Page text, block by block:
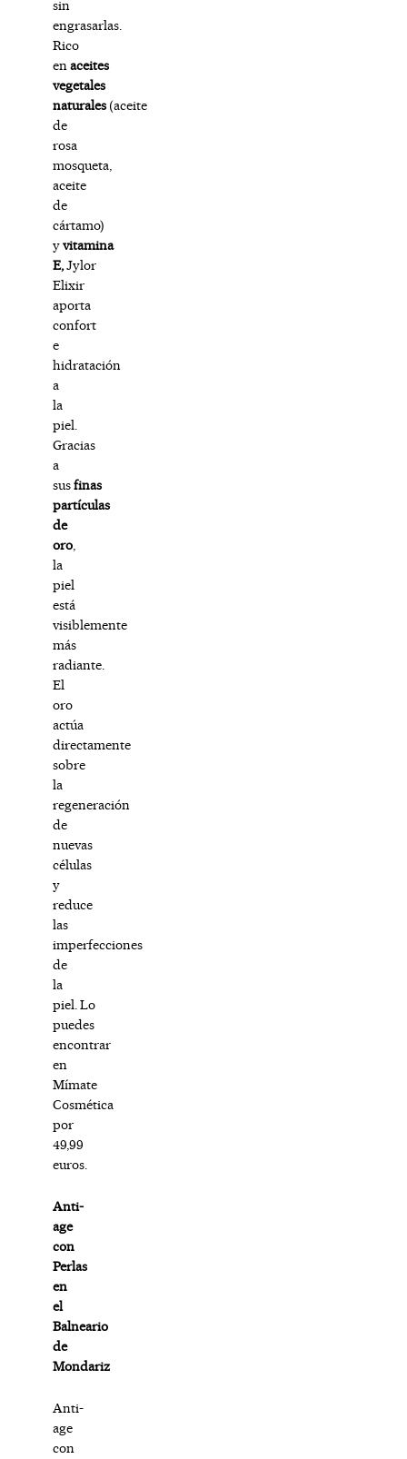
sin
engrasarlas.
Rico
en aceites
vegetales
naturales(aceite
de
rosa
mosqueta,
aceite
de
cártamo)
yvitamina
E,Jylor
Elixir
aporta
confort
e
hidratación
a
la
piel.
Gracias
a
susfinas
partículas
de
oro,
la
piel
está
visiblemente
más
radiante.
El
oro
actúa
directamente
sobre
la
regeneración
de
nuevas
células
y
reduce
las
imperfecciones
de
la
piel. Lo
puedes
encontrar
en
Mímate
Cosmética
por
49,99
euros.
Anti-
age
con
Perlas
en
el
Balneario
de
Mondariz
Anti-
age
con